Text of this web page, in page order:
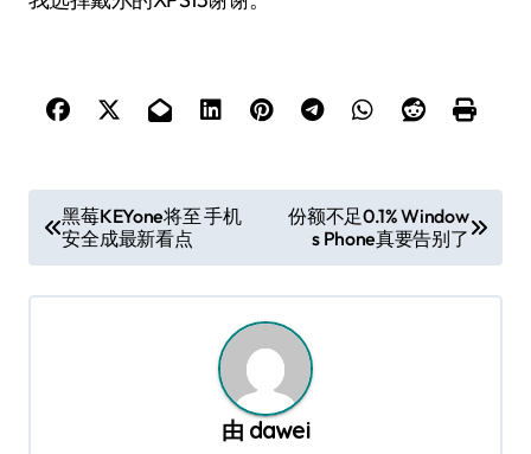
章
导
黑莓KEYone将至 手机
安全成最新看点
份额不足0.1% Window
s Phone真要告别了
由 dawei